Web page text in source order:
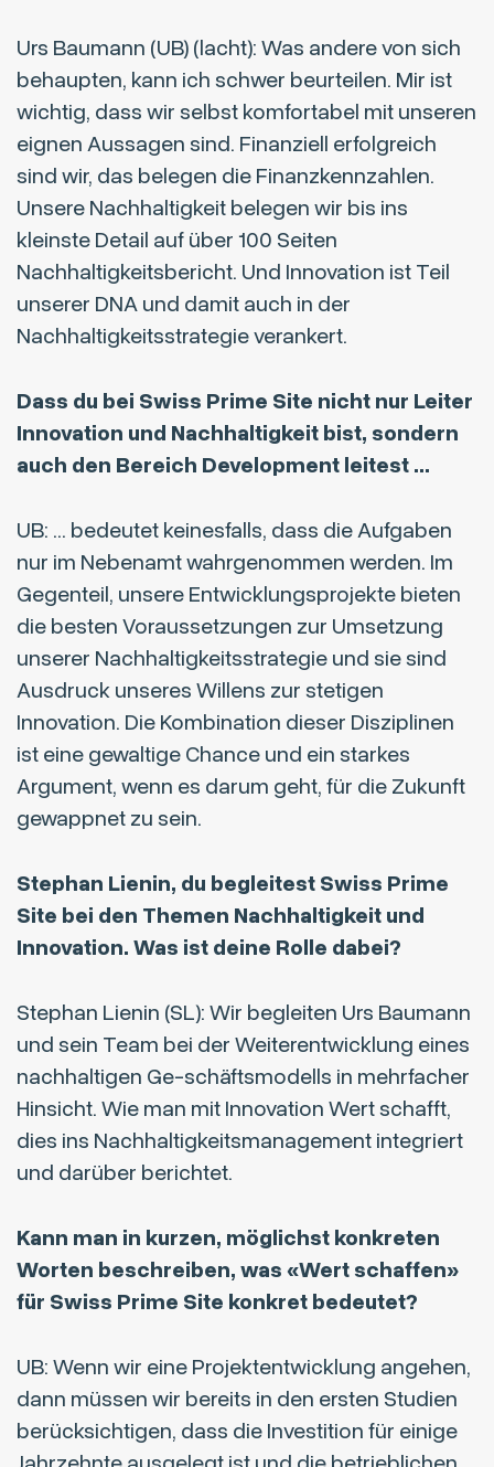
Urs Baumann (UB) (lacht): Was andere von sich
behaupten, kann ich schwer beurteilen. Mir ist
wichtig, dass wir selbst komfortabel mit unseren
eignen Aussagen sind. Finanziell erfolgreich
sind wir, das belegen die Finanzkennzahlen.
Unsere Nachhaltigkeit belegen wir bis ins
kleinste Detail auf über 100 Seiten
Nachhaltigkeitsbericht. Und Innovation ist Teil
unserer DNA und damit auch in der
Nachhaltigkeitsstrategie verankert.
Dass du bei Swiss Prime Site nicht nur Leiter
Innovation und Nachhaltigkeit bist, sondern
auch den Bereich Development leitest …
UB: … bedeutet keinesfalls, dass die Aufgaben
nur im Nebenamt wahrgenommen werden. Im
Gegenteil, unsere Entwicklungsprojekte bieten
die besten Voraussetzungen zur Umsetzung
unserer Nachhaltigkeitsstrategie und sie sind
Ausdruck unseres Willens zur stetigen
Innovation. Die Kombination dieser Disziplinen
ist eine gewaltige Chance und ein starkes
Argument, wenn es darum geht, für die Zukunft
gewappnet zu sein.
Stephan Lienin, du begleitest Swiss Prime
Site bei den Themen Nachhaltigkeit und
Innovation. Was ist deine Rolle dabei?
Stephan Lienin (SL): Wir begleiten Urs Baumann
und sein Team bei der Weiterentwicklung eines
nachhaltigen Ge-schäftsmodells in mehrfacher
Hinsicht. Wie man mit Innovation Wert schafft,
dies ins Nachhaltigkeitsmanagement integriert
und darüber berichtet.
Kann man in kurzen, möglichst konkreten
Worten beschreiben, was «Wert schaffen»
für Swiss Prime Site konkret bedeutet?
UB: Wenn wir eine Projektentwicklung angehen,
dann müssen wir bereits in den ersten Studien
berücksichtigen, dass die Investition für einige